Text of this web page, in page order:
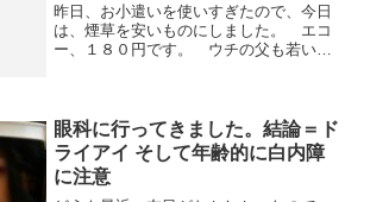
昨日、お小遣いを使いすぎたので、今日
は、煙草を安いものにしました。 エコ
ー、１８０円です。 ウチの父も若い頃
は、おそらく１８０円の時...
眼科に行ってきました。結論＝ド
ライアイ そして年齢的に白内障
に注意